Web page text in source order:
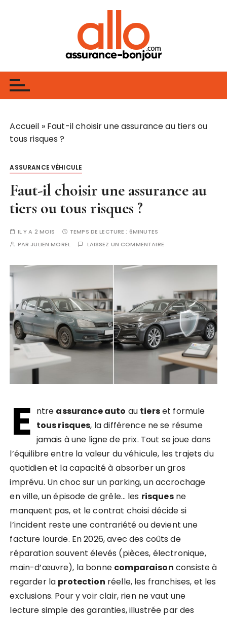
r Assurance
Accueil » Faut-il choisir une assurance au tiers ou
tous risques ?
ASSURANCE VÉHICULE
Faut-il choisir une assurance au
tiers ou tous risques ?
IL Y A 2 MOIS TEMPS DE LECTURE : 6MINUTES
PAR JULIEN MOREL LAISSEZ UN COMMENTAIRE
E ntre assurance auto au tierset formule
tous risques, la différence ne se résume
jamais à une ligne de prix. Tout se joue dans
l’équilibre entre la valeur du véhicule, les trajets du
quotidien et la capacité à absorber un gros
imprévu. Un choc sur un parking, un accrochage
en ville, un épisode de grêle… les risquesne
manquent pas, et le contrat choisi décide si
l’incident reste une contrariété ou devient une
facture lourde. En 2026, avec des coûts de
réparation souvent élevés (pièces, électronique,
main-d’œuvre), la bonne comparaison consiste à
regarder la protection réelle, les franchises, et les
exclusions. Pour y voir clair, rien ne vaut une
lecture simple des garanties, illustrée par des